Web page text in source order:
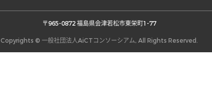
〒965-0872 福島県会津若松市東栄町1-77
Copyrights © 一般社団法人AiCTコンソーシアム, All Rights Reserved.